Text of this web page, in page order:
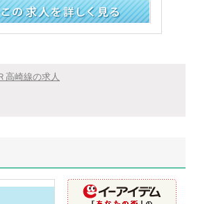
高崎線の求人